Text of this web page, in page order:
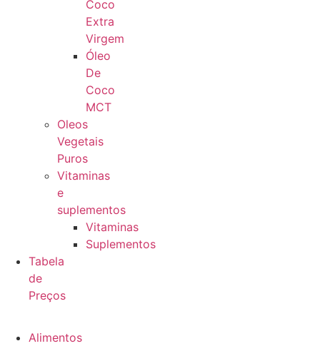
Coco
Extra
Virgem
Óleo
De
Coco
MCT
Oleos
Vegetais
Puros
Vitaminas
e
suplementos
Vitaminas
Suplementos
Tabela
de
Preços
Alimentos